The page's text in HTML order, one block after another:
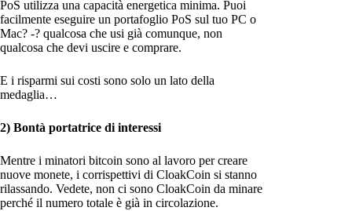
PoS utilizza una capacità energetica minima. Puoi
facilmente eseguire un portafoglio PoS sul tuo PC o
Mac? -? qualcosa che usi già comunque, non
qualcosa che devi uscire e comprare.
E i risparmi sui costi sono solo un lato della
medaglia…
2) Bontà portatrice di interessi
Mentre i minatori bitcoin sono al lavoro per creare
nuove monete, i corrispettivi di CloakCoin si stanno
rilassando. Vedete, non ci sono CloakCoin da minare
perché il numero totale è già in circolazione.